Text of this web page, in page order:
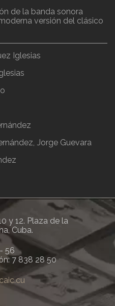
de la banda sonora
versión del clásico
Iglesias
Jorge Guevara
y 12. Plaza de la
Cuba.
56
7 838 28 50